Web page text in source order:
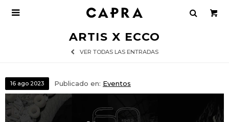

ARTIS X ECCO
VER TODAS LAS ENTRADAS
16 ago 2023 Publicado en: Eventos